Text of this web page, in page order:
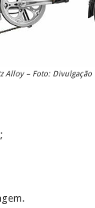
Alloy – Foto: Divulgação